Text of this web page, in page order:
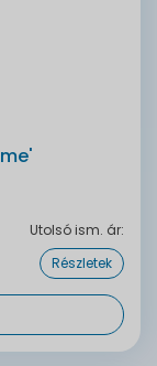
Utolsó ism. ár:
Részletek